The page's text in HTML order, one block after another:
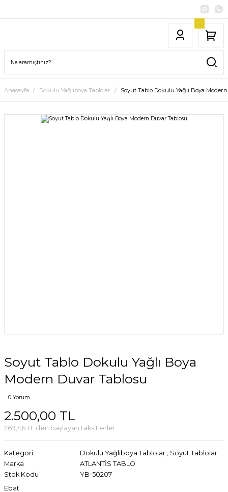
Anasayfa Dokulu Yağlıboya Tablolar Soyut Tablo Dokulu Yağlı Boya
Soyut Tablo Dokulu Yağlı Boya
Modern Duvar Tablosu
0 Yorum
2.500,00 TL
269,46 TL den başlayan taksitlerle!
Kategori Dokulu Yağlıboya Tablolar , Soyut Tablolar
Marka
ATLANTİS TABLO
Stok Kodu
YB-50207
Ebat